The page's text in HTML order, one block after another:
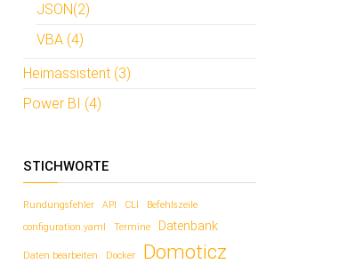
JSON(2)
VBA (4)
Heimassistent (3)
Power BI (4)
STICHWORTE
Rundungsfehler API CLI
Befehlszeile
configuration.yaml
Termine Datenbank
Daten bearbeiten Docker Domoticz